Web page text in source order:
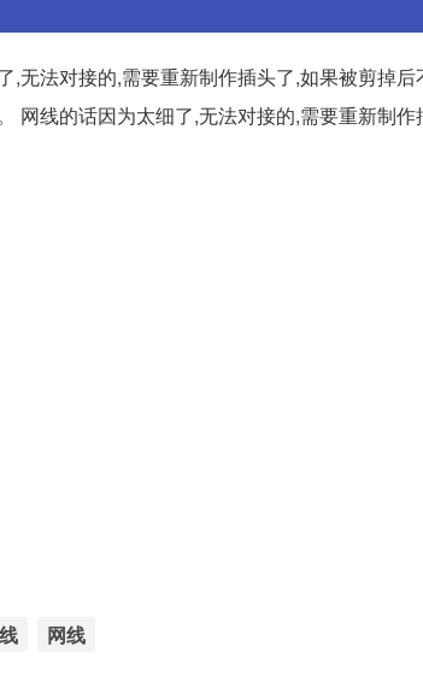
无法对接的,需要重新制作插头了,如果被剪掉后
网线的话因为太细了,无法对接的,需要重新制作
网线